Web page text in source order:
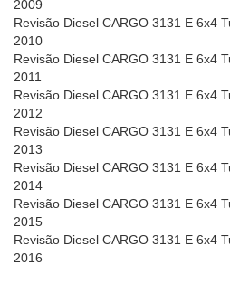
2009
Revisão Diesel CARGO 3131 E 6x4
2010
Revisão Diesel CARGO 3131 E 6x4
2011
Revisão Diesel CARGO 3131 E 6x4
2012
Revisão Diesel CARGO 3131 E 6x4
2013
Revisão Diesel CARGO 3131 E 6x4
2014
Revisão Diesel CARGO 3131 E 6x4
2015
Revisão Diesel CARGO 3131 E 6x4
2016